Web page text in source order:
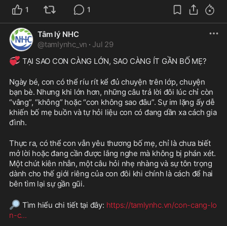
1 1
Tâm lý NHC
@tamlynhc_vn · Jul 29
💞 TẠI SAO CON CÀNG LỚN, SAO CÀNG ÍT GẦN BỐ MẸ?
Ngày bé, con có thể ríu rít kể đủ chuyện trên lớp, chuyện
bạn bè. Nhưng khi lớn hơn, những câu trả lời đôi lúc chỉ còn
“vâng”, “không” hoặc “con không sao đâu”. Sự im lặng ấy dễ
khiến bố mẹ buồn và tự hỏi liệu con có đang dần xa cách gia
đình.
Thực ra, có thể con vẫn yêu thương bố mẹ, chỉ là chưa biết
mở lời hoặc đang cần được lắng nghe mà không bị phán xét.
Một chút kiên nhẫn, một câu hỏi nhẹ nhàng và sự tôn trọng
dành cho thế giới riêng của con đôi khi chính là cách để hai
bên tìm lại sự gần gũi.
🔎 Tìm hiểu chi tiết tại đây: https://tamlynhc.vn/con-cang-lo
n-c...